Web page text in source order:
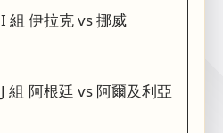
I 組 伊拉克 vs 挪威
J 組 阿根廷 vs 阿爾及利亞